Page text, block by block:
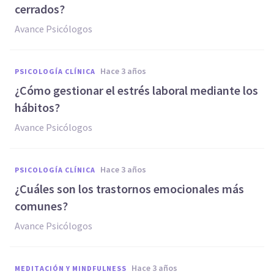
cerrados?
Avance Psicólogos
PSICOLOGÍA CLÍNICA hace 3 años
¿Cómo gestionar el estrés laboral mediante los
hábitos?
Avance Psicólogos
PSICOLOGÍA CLÍNICA hace 3 años
¿Cuáles son los trastornos emocionales más
comunes?
Avance Psicólogos
MEDITACIÓN Y MINDFULNESS hace 3 años